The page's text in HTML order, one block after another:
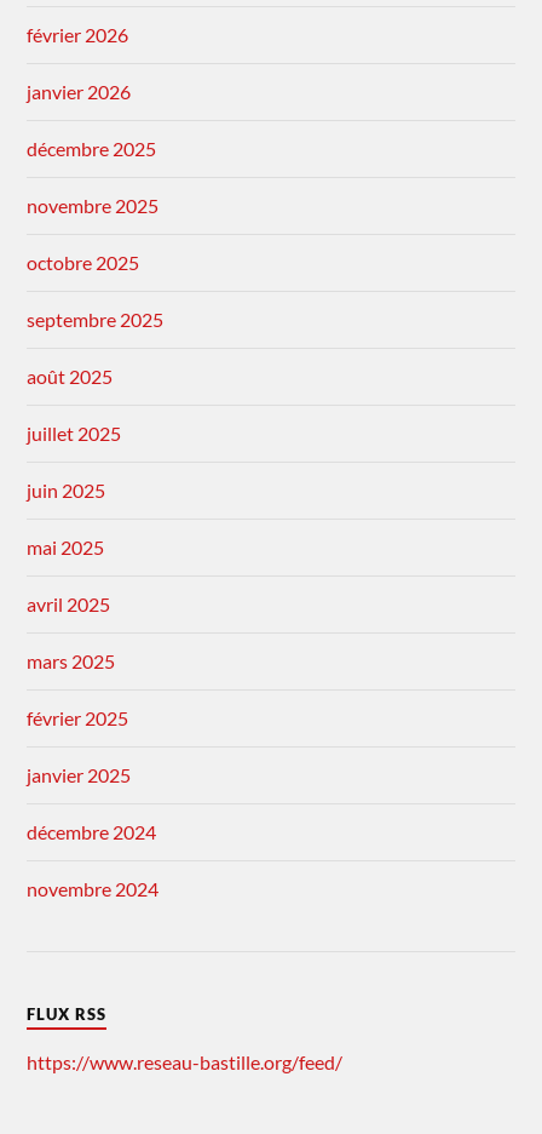
février 2026
janvier 2026
décembre 2025
novembre 2025
octobre 2025
septembre 2025
août 2025
juillet 2025
juin 2025
mai 2025
avril 2025
mars 2025
février 2025
janvier 2025
décembre 2024
novembre 2024
FLUX RSS
https://www.reseau-bastille.org/feed/